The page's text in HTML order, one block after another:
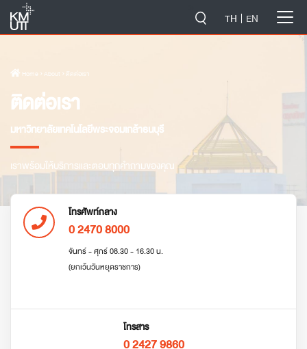
TH EN
Home › About › ติดต่อเรา
ติดต่อเรา
มหาวิทยาลัยเทคโนโลยีพระจอมเกล้าธนบุรี
เราพร้อมให้บริการและตอบทุกคำถามของคุณ
โทรศัพท์กลาง
0 2470 8000
จันทร์ - ศุกร์ 08.30 - 16.30 น.
(ยกเว้นวันหยุดราชการ)
โทรสาร
0 2427 9860